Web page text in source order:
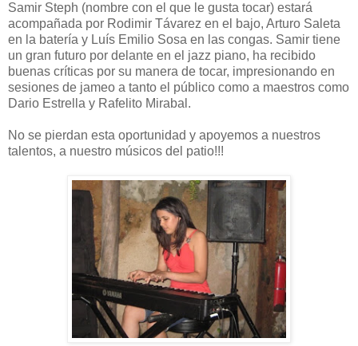
Samir Steph (nombre con el que le gusta tocar) estará
acompañada por Rodimir Távarez en el bajo, Arturo Saleta
en la batería y Luís Emilio Sosa en las congas. Samir tiene
un gran futuro por delante en el jazz piano, ha recibido
buenas críticas por su manera de tocar, impresionando en
sesiones de jameo a tanto el público como a maestros como
Dario Estrella y Rafelito Mirabal.
No se pierdan esta oportunidad y apoyemos a nuestros
talentos, a nuestro músicos del patio!!!